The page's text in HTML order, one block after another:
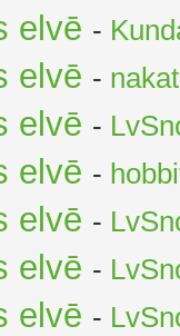
elvē -
elvē -
elvē -
elvē -
elvē -
elvē -
elvē -